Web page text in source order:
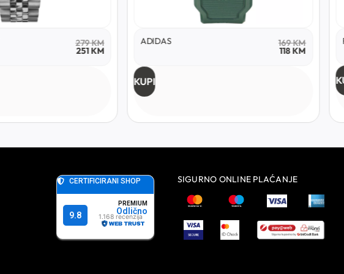
279KM
251KM
ADIDAS 169KM
118KM
KUPI
SIGURNO ONLINE PLAĆANJE